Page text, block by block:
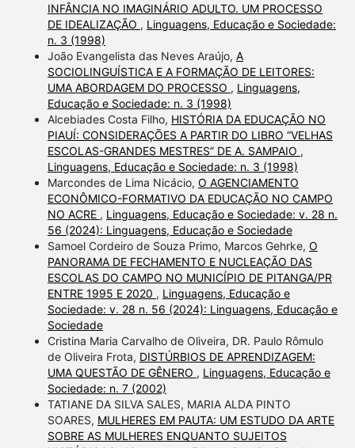
INFÂNCIA NO IMAGINÁRIO ADULTO. UM PROCESSO
DE IDEALIZAÇÃO , Linguagens, Educação e Sociedade:
n. 3 (1998)
João Evangelista das Neves Araújo, A
SOCIOLINGUÍSTICA E A FORMAÇÃO DE LEITORES:
UMA ABORDAGEM DO PROCESSO , Linguagens,
Educação e Sociedade: n. 3 (1998)
Alcebiades Costa Filho, HISTÓRIA DA EDUCAÇÃO NO
PIAUÍ: CONSIDERAÇÕES A PARTIR DO LIBRO “VELHAS
ESCOLAS-GRANDES MESTRES” DE A. SAMPAIO ,
Linguagens, Educação e Sociedade: n. 3 (1998)
Marcondes de Lima Nicácio, O AGENCIAMENTO
ECONÔMICO-FORMATIVO DA EDUCAÇÃO NO CAMPO
NO ACRE , Linguagens, Educação e Sociedade: v. 28 n.
56 (2024): Linguagens, Educação e Sociedade
Samoel Cordeiro de Souza Primo, Marcos Gehrke, O
PANORAMA DE FECHAMENTO E NUCLEAÇÃO DAS
ESCOLAS DO CAMPO NO MUNICÍPIO DE PITANGA/PR
ENTRE 1995 E 2020 , Linguagens, Educação e
Sociedade: v. 28 n. 56 (2024): Linguagens, Educação e
Sociedade
Cristina Maria Carvalho de Oliveira, DR. Paulo Rômulo
de Oliveira Frota, DISTÚRBIOS DE APRENDIZAGEM:
UMA QUESTÃO DE GÊNERO , Linguagens, Educação e
Sociedade: n. 7 (2002)
TATIANE DA SILVA SALES, MARIA ALDA PINTO
SOARES, MULHERES EM PAUTA: UM ESTUDO DA ARTE
SOBRE AS MULHERES ENQUANTO SUJEITOS